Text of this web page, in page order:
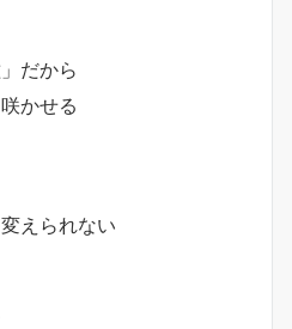
だから
かせる
えられない